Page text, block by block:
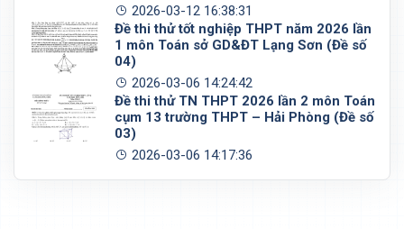
2026-03-12 16:38:31
Đề thi thử tốt nghiệp THPT năm 2026 lần
1 môn Toán sở GD&ĐT Lạng Sơn (Đề số
04)
2026-03-06 14:24:42
Đề thi thử TN THPT 2026 lần 2 môn Toán
cụm 13 trường THPT – Hải Phòng (Đề số
03)
2026-03-06 14:17:36